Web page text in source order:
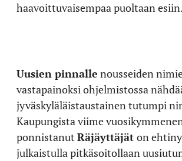
haavoittuvaisempaa puoltaan esiin.
Uusien pinnalle nousseiden
vastapainoksi ohjelmistossa
jyväskyläläistaustainen tutumpi
Kaupungista viime
ponnistanut Räjäyttäjät on
julkaistulla pitkäsoitollaan